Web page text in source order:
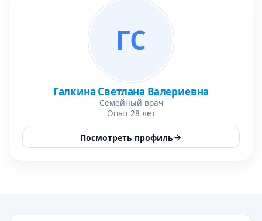
ГС
Галкина Светлана Валериевна
Семейный врач
Опыт 28 лет
Посмотреть профиль